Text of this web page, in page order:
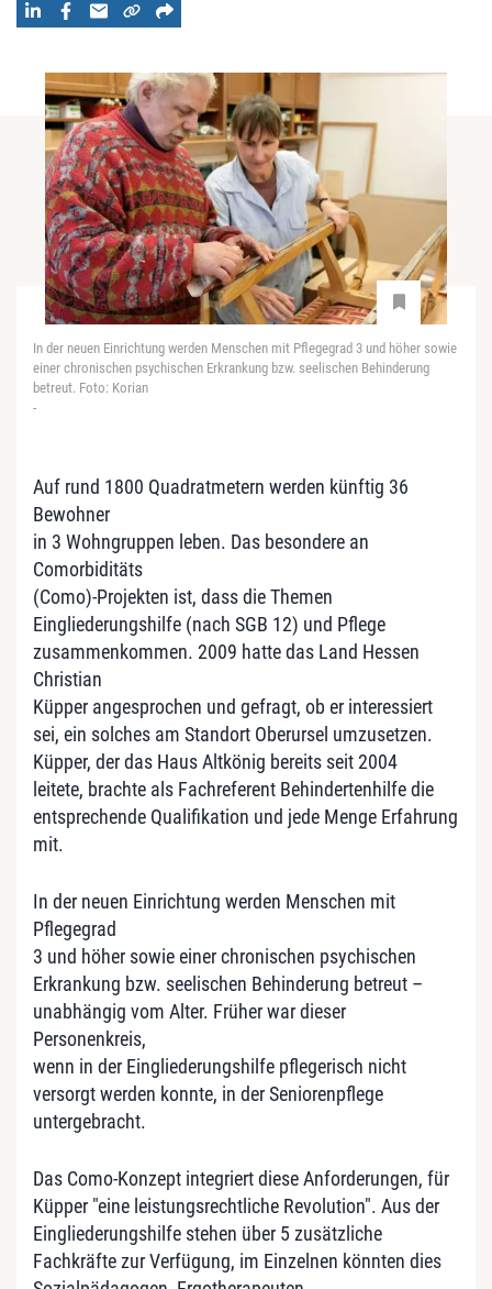
In der neuen Einrichtung werden Menschen mit Pflegegrad 3 und höher sowie
einer chronischen psychischen Erkrankung bzw. seelischen Behinderung
betreut. Foto: Korian
-
Auf rund 1800 Quadratmetern werden künftig 36
Bewohner
in 3 Wohngruppen leben. Das besondere an
Comorbiditäts
(Como)-Projekten ist, dass die Themen
Eingliederungshilfe (nach SGB 12) und Pflege
zusammenkommen. 2009 hatte das Land Hessen
Christian
Küpper angesprochen und gefragt, ob er interessiert
sei, ein solches am Standort Oberursel umzusetzen.
Küpper, der das Haus Altkönig bereits seit 2004
leitete, brachte als Fachreferent Behindertenhilfe die
entsprechende Qualifikation und jede Menge Erfahrung
mit.
In der neuen Einrichtung werden Menschen mit
Pflegegrad
3 und höher sowie einer chronischen psychischen
Erkrankung bzw. seelischen Behinderung betreut –
unabhängig vom Alter. Früher war dieser
Personenkreis,
wenn in der Eingliederungshilfe pflegerisch nicht
versorgt werden konnte, in der Seniorenpflege
untergebracht.
Das Como-Konzept integriert diese Anforderungen, für
Küpper "eine leistungsrechtliche Revolution". Aus der
Eingliederungshilfe stehen über 5 zusätzliche
Fachkräfte zur Verfügung, im Einzelnen könnten dies